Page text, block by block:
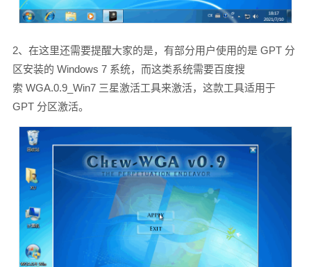
2、在这里还需要提醒大家的是，有部分用户使用的是 GPT 分
区安装的 Windows 7 系统，而这类系统需要百度搜
索 WGA.0.9_Win7 三星激活工具来激活，这款工具适用于
GPT 分区激活。